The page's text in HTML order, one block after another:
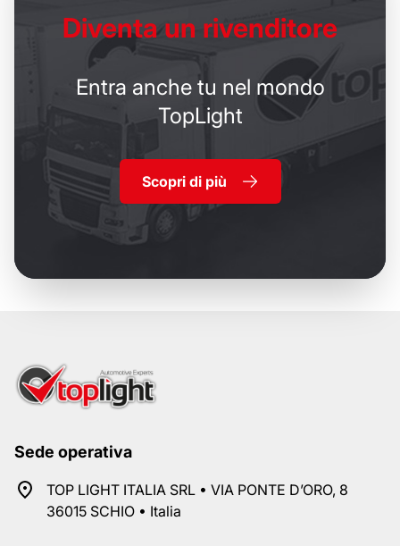
Diventa un rivenditore
Entra anche tu nel mondo
TopLight
Scopri di più
Sede operativa
TOP LIGHT ITALIA SRL • VIA PONTE D’ORO, 8
36015 SCHIO • Italia